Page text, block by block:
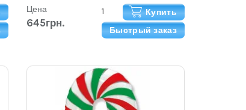
Цена
645грн.
Купить
Быстрый заказ